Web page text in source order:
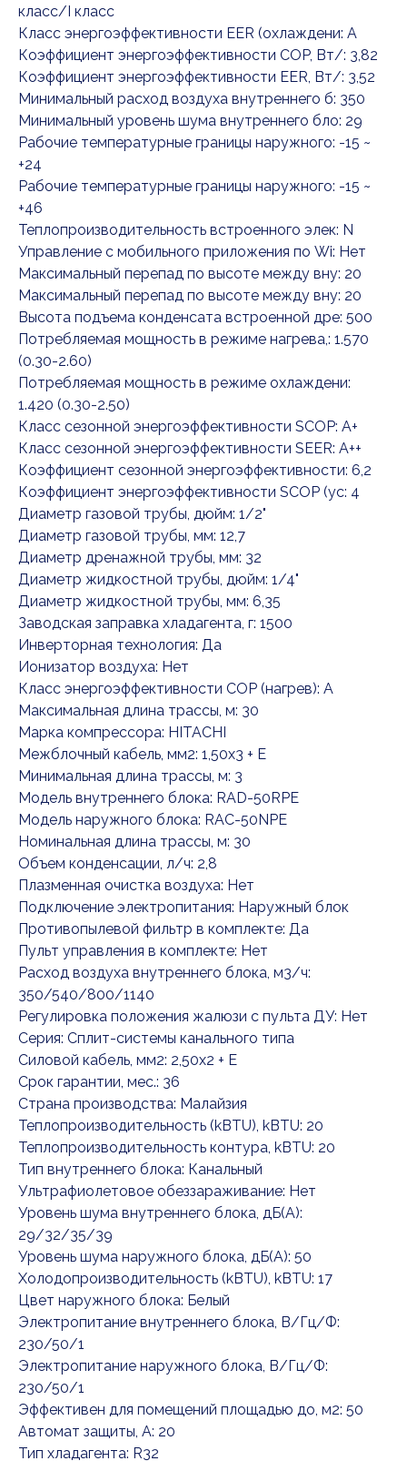
класс/I класс
Класс энергоэффективности EER (охлаждени: A
Коэффициент энергоэффективности COP, Вт/: 3,82
Коэффициент энергоэффективности EER, Вт/: 3,52
Минимальный расход воздуха внутреннего б: 350
Минимальный уровень шума внутреннего бло: 29
Рабочие температурные границы наружного: -15 ~
+24
Рабочие температурные границы наружного: -15 ~
+46
Теплопроизводительность встроенного элек: N
Управление c мобильного приложения по Wi: Нет
Максимальный перепад по высоте между вну: 20
Максимальный перепад по высоте между вну: 20
Высота подъема конденсата встроенной дре: 500
Потребляемая мощность в режиме нагрева,: 1.570
(0.30-2.60)
Потребляемая мощность в режиме охлаждени:
1.420 (0.30-2.50)
Класс сезонной энергоэффективности SCOP: A+
Класс сезонной энергоэффективности SEER: A++
Коэффициент сезонной энергоэффективности: 6,2
Коэффициент энергоэффективности SCOP (ус: 4
Диаметр газовой трубы, дюйм: 1/2"
Диаметр газовой трубы, мм: 12,7
Диаметр дренажной трубы, мм: 32
Диаметр жидкостной трубы, дюйм: 1/4"
Диаметр жидкостной трубы, мм: 6,35
Заводская заправка хладагента, г: 1500
Инверторная технология: Да
Ионизатор воздуха: Нет
Класс энергоэффективности COP (нагрев): A
Максимальная длина трассы, м: 30
Марка компрессора: HITACHI
Межблочный кабель, мм2: 1,50x3 + E
Минимальная длина трассы, м: 3
Модель внутреннего блока: RAD-50RPE
Модель наружного блока: RAC-50NPE
Номинальная длина трассы, м: 30
Объем конденсации, л/ч: 2,8
Плазменная очистка воздуха: Нет
Подключение электропитания: Наружный блок
Противопылевой фильтр в комплекте: Да
Пульт управления в комплекте: Нет
Расход воздуха внутреннего блока, м3/ч:
350/540/800/1140
Регулировка положения жалюзи с пульта ДУ: Нет
Серия: Сплит-системы канального типа
Силовой кабель, мм2: 2,50x2 + E
Срок гарантии, мес.: 36
Страна производства: Малайзия
Теплопроизводительность (kBTU), kBTU: 20
Теплопроизводительность контура, kBTU: 20
Тип внутреннего блока: Канальный
Ультрафиолетовое обеззараживание: Нет
Уровень шума внутреннего блока, дБ(А):
29/32/35/39
Уровень шума наружного блока, дБ(А): 50
Холодопроизводительность (kBTU), kBTU: 17
Цвет наружного блока: Белый
Электропитание внутреннего блока, В/Гц/Ф:
230/50/1
Электропитание наружного блока, В/Гц/Ф:
230/50/1
Эффективен для помещений площадью до, м2: 50
Автомат защиты, А: 20
Тип хладагента: R32